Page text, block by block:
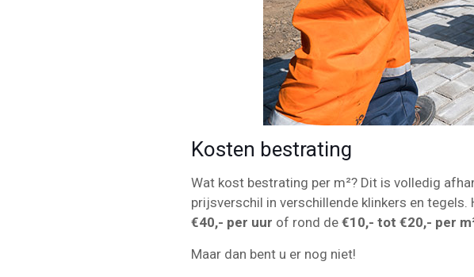
Kosten bestrating
Wat kost bestrating per m²? Dit is volledig
prijsverschil in verschillende klinkers en tegels.
€40,- per uur of rond de €10,- tot €20,- per
Maar dan bent u er nog niet!